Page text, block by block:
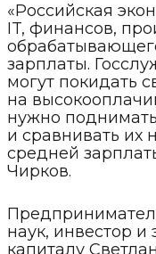
«Российская
IT, финансов,
зарплаты.
могут покидать
на
нужно
и сравнивать их
средней
Чирков.
наук, инвестор
капиталу